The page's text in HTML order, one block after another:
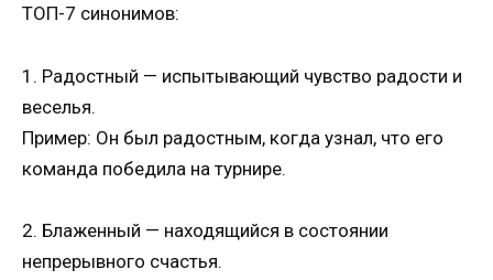
ТОП-7 синонимов:
1. Радостный — испытывающий чувство радости и
веселья.
Пример: Он был радостным, когда узнал, что его
команда победила на турнире.
2. Блаженный — находящийся в состоянии
непрерывного счастья.